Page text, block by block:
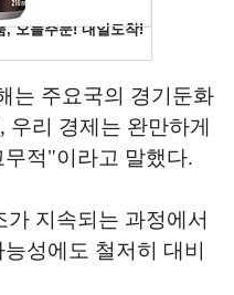
는 주요국의 경기둔화
리 경제는 완만하게
적"이라고 말했다.
지속되는 과정에서
성에도 철저히 대비